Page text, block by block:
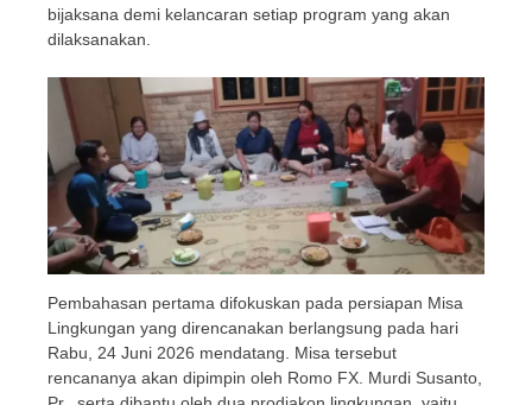
bijaksana demi kelancaran setiap program yang akan
dilaksanakan.
Pembahasan pertama difokuskan pada persiapan Misa
Lingkungan yang direncanakan berlangsung pada hari
Rabu, 24 Juni 2026 mendatang. Misa tersebut
rencananya akan dipimpin oleh Romo FX. Murdi Susanto,